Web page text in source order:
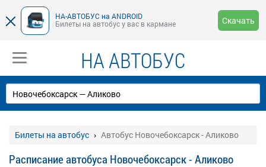
НА-АВТОБУС на ANDROID
Билеты на автобус у вас в кармане
Скачать
НА АВТОБУС
Билеты на автобус Автобус Новочебоксарск - Аликово
Расписание автобуса Новочебоксарск - Аликово